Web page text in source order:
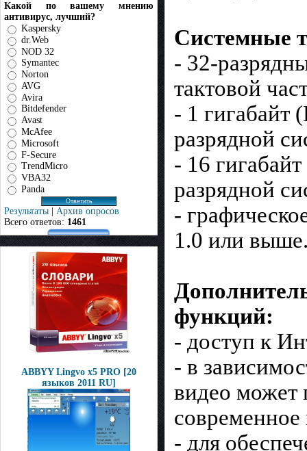
Какой по вашему мнению
антивирус, лучший?
Kaspersky
dr.Web
NOD 32
Symantec
Norton
AVG
Avira
Bitdefender
Avast
McAfee
Microsoft
F-Secure
TrendMicro
VBA32
Panda
Результаты | Архив опросов
Всего ответов: 1461
ABBYY Lingvo x5 PRO [20
языков 2011 RU]
Системные
- 32-
тактовой
- 1 гигабайт
разрядной
- 16
разрядной
-
1.0 или
функций:
- доступ к
- в
видео может
современное
- для